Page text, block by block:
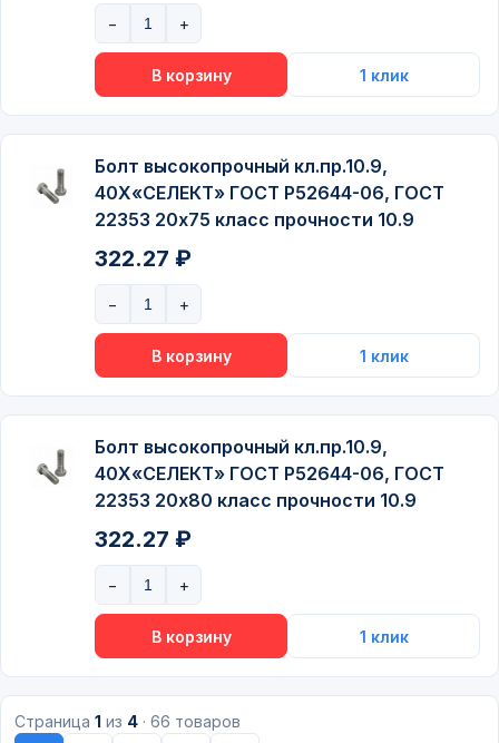
Болт высокопрочный кл.пр.10.9,
40Х«СЕЛЕКТ» ГОСТ P52644-06, ГОСТ
22353 20х75 класс прочности 10.9
322.27 ₽
Болт высокопрочный кл.пр.10.9,
40Х«СЕЛЕКТ» ГОСТ P52644-06, ГОСТ
22353 20х80 класс прочности 10.9
322.27 ₽
Страница 1 из 4 · 66 товаров